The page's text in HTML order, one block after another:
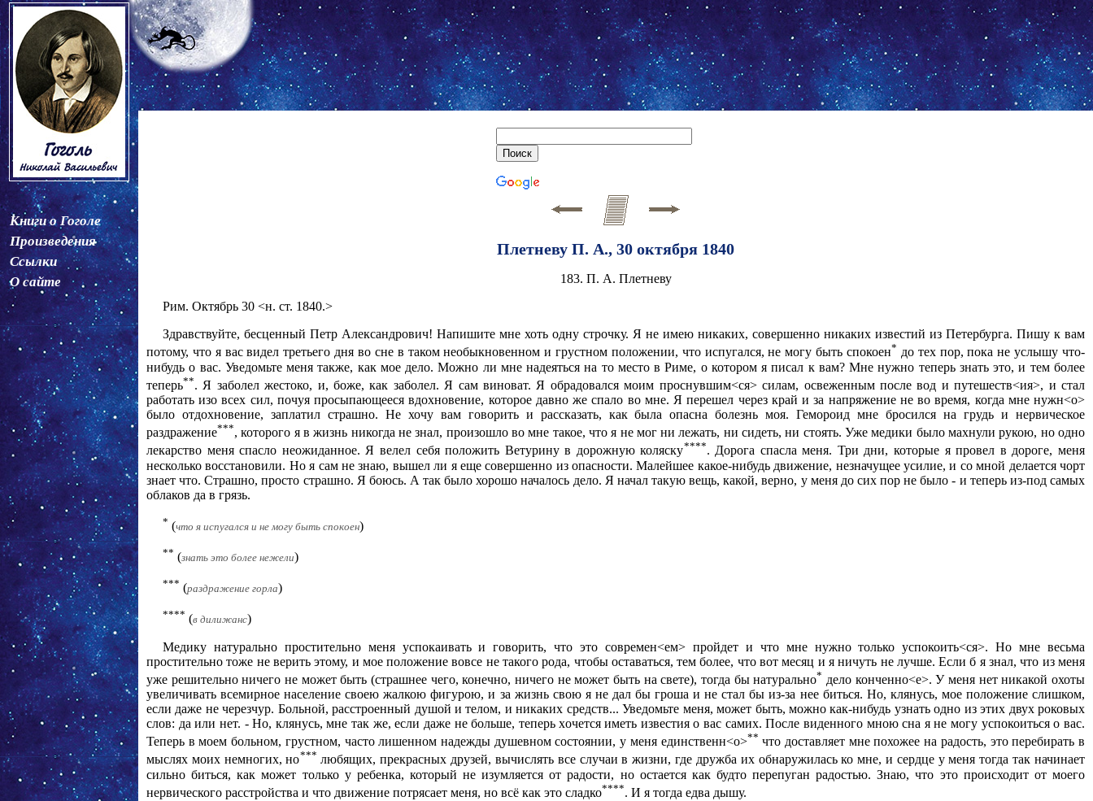
Книги о Гоголе
Произведения
Ссылки
О сайте
Плетневу П. А., 30 октября 1840
183. П. А. Плетневу
Рим. Октябрь 30 <н. ст. 1840.>
Здравствуйте, бесценный Петр Александрович! Напишите мне хоть одну строчку. Я не имею никаких, совершенно никаких известий из Петербурга. Пишу к вам
потому, что я вас видел третьего дня во сне в таком необыкновенном и грустном положении, что испугался, не могу быть спокоен* до тех пор, пока не услышу что-
нибудь о вас. Уведомьте меня также, как мое дело. Можно ли мне надеяться на то место в Риме, о котором я писал к вам? Мне нужно теперь знать это, и тем более
теперь**. Я заболел жестоко, и, боже, как заболел. Я сам виноват. Я обрадовался моим проснувшим<ся> силам, освеженным после вод и путешеств<ия>, и стал
работать изо всех сил, почуя просыпающееся вдохновение, которое давно же спало во мне. Я перешел через край и за напряжение не во время, когда мне нужн<о>
было отдохновение, заплатил страшно. Не хочу вам говорить и рассказать, как была опасна болезнь моя. Гемороид мне бросился на грудь и нервическое
раздражение***, которого я в жизнь никогда не знал, произошло во мне такое, что я не мог ни лежать, ни сидеть, ни стоять. Уже медики было махнули рукою, но одно
лекарство меня спасло неожиданное. Я велел себя положить Ветурину в дорожную коляску****. Дорога спасла меня. Три дни, которые я провел в дороге, меня
несколько восстановили. Но я сам не знаю, вышел ли я еще совершенно из опасности. Малейшее какое-нибудь движение, незначущее усилие, и со мной делается чорт
знает что. Страшно, просто страшно. Я боюсь. А так было хорошо началось дело. Я начал такую вещь, какой, верно, у меня до сих пор не было - и теперь из-под самых
облаков да в грязь.
* (что я испугался и не могу быть спокоен)
** (знать это более нежели)
*** (раздражение горла)
**** (в дилижанс)
Медику натурально простительно меня успокаивать и говорить, что это современ<ем> пройдет и что мне нужно только успокоить<ся>. Но мне весьма
простительно тоже не верить этому, и мое положение вовсе не такого рода, чтобы оставаться, тем более, что вот месяц и я ничуть не лучше. Если б я знал, что из меня
уже решительно ничего не может быть (страшнее чего, конечно, ничего не может быть на свете), тогда бы натурально* дело конченно<е>. У меня нет никакой охоты
увеличивать всемирное население своею жалкою фигурою, и за жизнь свою я не дал бы гроша и не стал бы из-за нее биться. Но, клянусь, мое положение слишком,
если даже не черезчур. Больной, расстроенный душой и телом, и никаких средств... Уведомьте меня, может быть, можно как-нибудь узнать одно из этих двух роковых
слов: да или нет. - Но, клянусь, мне так же, если даже не больше, теперь хочется иметь известия о вас самих. После виденного мною сна я не могу успокоиться о вас.
Теперь в моем больном, грустном, часто лишенном надежды душевном состоянии, у меня единственн<о>** что доставляет мне похожее на радость, это перебирать в
мыслях моих немногих, но*** любящих, прекрасных друзей, вычислять все случаи в жизни, где дружба их обнаружилась ко мне, и сердце у меня тогда так начинает
сильно биться, как может только у ребенка, который не изумляется от радости, но остается как будто перепуган радостью. Знаю, что это происходит от моего
нервического расстройства и что движение потрясает меня, но всё как это сладко****. И я тогда едва дышу.